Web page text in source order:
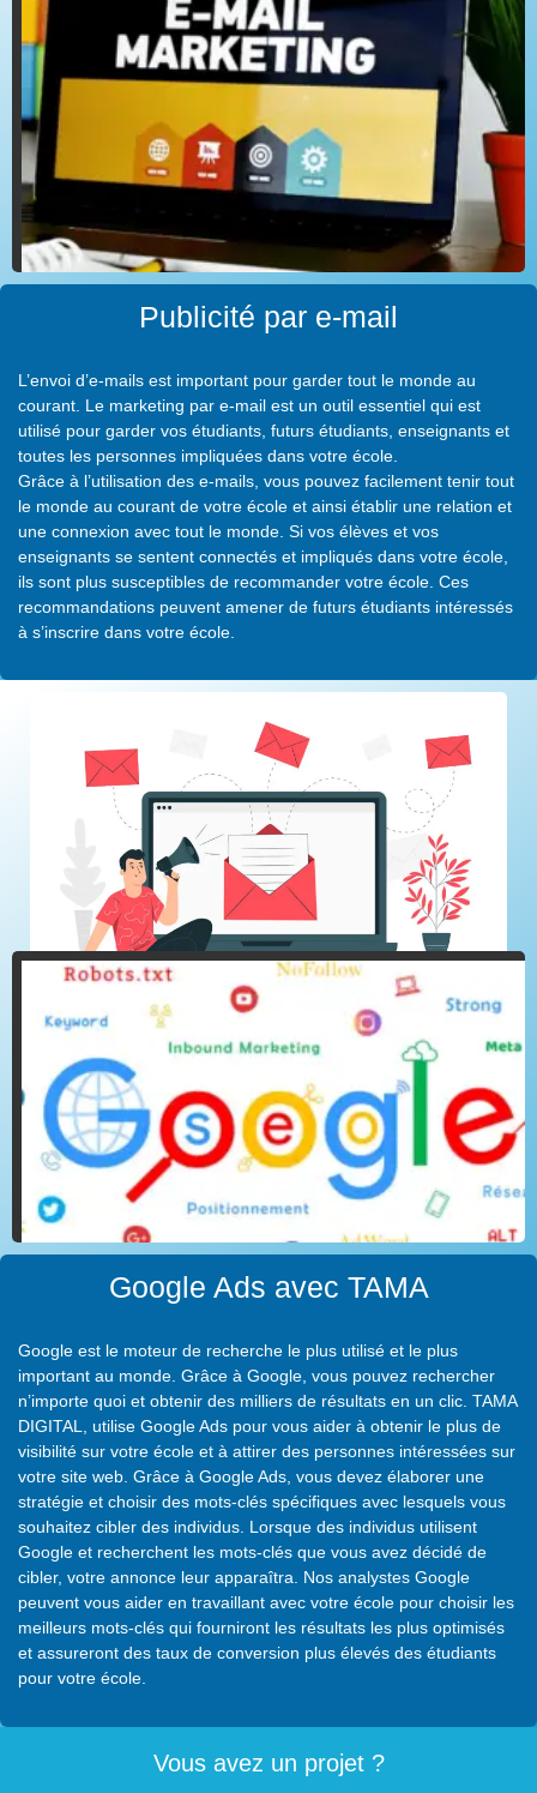
Publicité par e-mail
L’envoi d’e-mails est important pour garder tout le monde au
courant. Le marketing par e-mail est un outil essentiel qui est
utilisé pour garder vos étudiants, futurs étudiants, enseignants et
toutes les personnes impliquées dans votre école.
Grâce à l’utilisation des e-mails, vous pouvez facilement tenir tout
le monde au courant de votre école et ainsi établir une relation et
une connexion avec tout le monde. Si vos élèves et vos
enseignants se sentent connectés et impliqués dans votre école,
ils sont plus susceptibles de recommander votre école. Ces
recommandations peuvent amener de futurs étudiants intéressés
à s’inscrire dans votre école.
Google Ads avec TAMA
Google est le moteur de recherche le plus utilisé et le plus
important au monde. Grâce à Google, vous pouvez rechercher
n’importe quoi et obtenir des milliers de résultats en un clic. TAMA
DIGITAL, utilise Google Ads pour vous aider à obtenir le plus de
visibilité sur votre école et à attirer des personnes intéressées sur
votre site web. Grâce à Google Ads, vous devez élaborer une
stratégie et choisir des mots-clés spécifiques avec lesquels vous
souhaitez cibler des individus. Lorsque des individus utilisent
Google et recherchent les mots-clés que vous avez décidé de
cibler, votre annonce leur apparaîtra. Nos analystes Google
peuvent vous aider en travaillant avec votre école pour choisir les
meilleurs mots-clés qui fourniront les résultats les plus optimisés
et assureront des taux de conversion plus élevés des étudiants
pour votre école.
Vous avez un projet ?